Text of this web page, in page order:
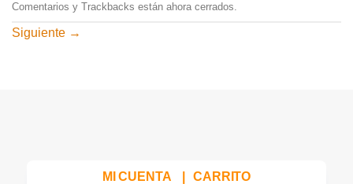
Comentarios y Trackbacks están ahora cerrados.
Siguiente →
MI CUENTA CARRITO